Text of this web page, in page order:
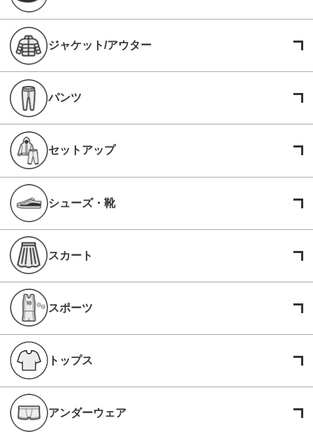
ジャケット/アウター
パンツ
セットアップ
シューズ・靴
スカート
スポーツ
トップス
アンダーウェア